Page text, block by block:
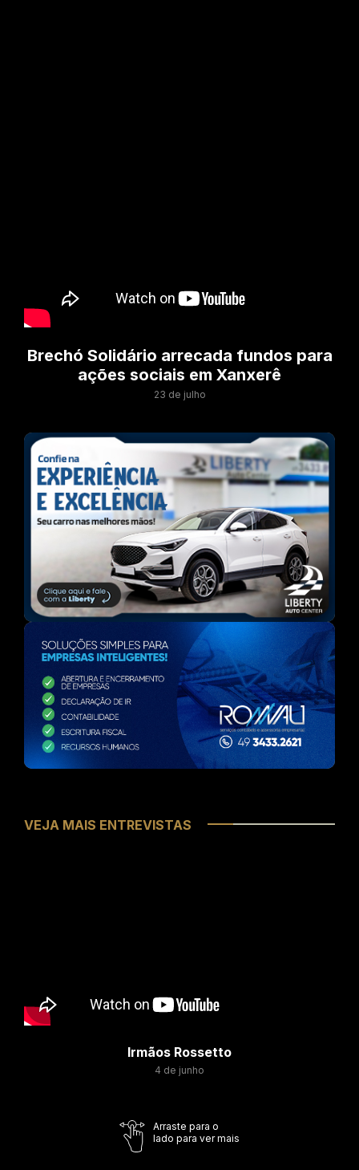
Brechó Solidário arrecada fundos para
ações sociais em Xanxerê
23 de julho
VEJA MAIS ENTREVISTAS
Irmãos Rossetto
4 de junho
Arraste para o
lado para ver mais